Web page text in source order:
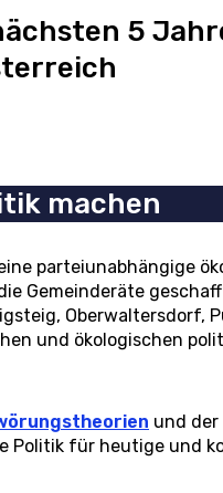
5
machen
parteiunabhängige
Gemeinderäte
Oberwaltersdorf,
und ökologischen
und
für heutige und